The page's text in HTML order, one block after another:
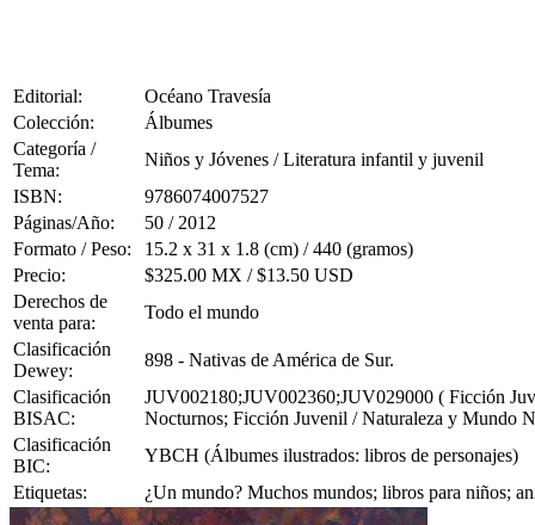
Editorial:
Océano Travesía
Colección:
Álbumes
Categoría /
Tema:
Niños y Jóvenes / Literatura infantil y juvenil
ISBN:
9786074007527
Páginas/Año:
50 / 2012
Formato / Peso:
15.2 x 31 x 1.8 (cm) / 440 (gramos)
Precio:
$325.00 MX / $13.50 USD
Derechos de
venta para:
Todo el mundo
Clasificación
Dewey:
898 - Nativas de América de Sur.
Clasificación
BISAC:
JUV002180;JUV002360;JUV029000 ( Ficción
Nocturnos; Ficción Juvenil / Naturaleza y Mundo
Clasificación
BIC:
YBCH (Álbumes ilustrados: libros de personajes)
Etiquetas:
¿Un mundo? Muchos mundos; libros para niños;